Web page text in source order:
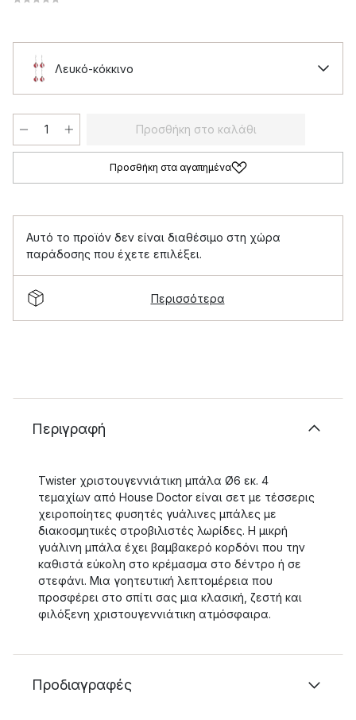
Λευκό-κόκκινο
Προσθήκη στο καλάθι
Προσθήκη στα αγαπημένα
Αυτό το προϊόν δεν είναι διαθέσιμο στη χώρα
παράδοσης που έχετε επιλέξει.
Περισσότερα
Περιγραφή
Twister χριστουγεννιάτικη μπάλα Ø6 εκ. 4
τεμαχίων από House Doctor είναι σετ με τέσσερις
χειροποίητες φυσητές γυάλινες μπάλες με
διακοσμητικές στροβιλιστές λωρίδες. Η μικρή
γυάλινη μπάλα έχει βαμβακερό κορδόνι που την
καθιστά εύκολη στο κρέμασμα στο δέντρο ή σε
στεφάνι. Μια γοητευτική λεπτομέρεια που
προσφέρει στο σπίτι σας μια κλασική, ζεστή και
φιλόξενη χριστουγεννιάτικη ατμόσφαιρα.
Προδιαγραφές